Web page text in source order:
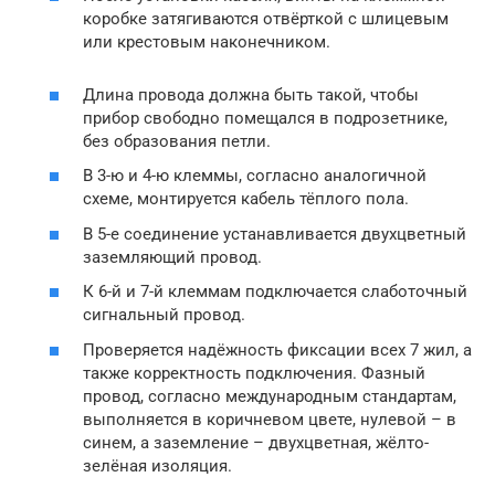
коробке затягиваются отвёрткой с шлицевым
или крестовым наконечником.
Длина провода должна быть такой, чтобы
прибор свободно помещался в подрозетнике,
без образования петли.
В 3-ю и 4-ю клеммы, согласно аналогичной
схеме, монтируется кабель тёплого пола.
В 5-е соединение устанавливается двухцветный
заземляющий провод.
К 6-й и 7-й клеммам подключается слаботочный
сигнальный провод.
Проверяется надёжность фиксации всех 7 жил, а
также корректность подключения. Фазный
провод, согласно международным стандартам,
выполняется в коричневом цвете, нулевой – в
синем, а заземление – двухцветная, жёлто-
зелёная изоляция.